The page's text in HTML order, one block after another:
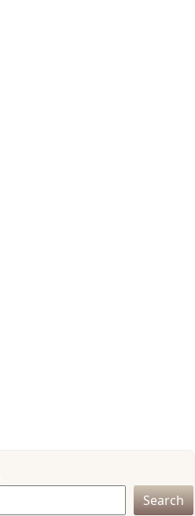
Search